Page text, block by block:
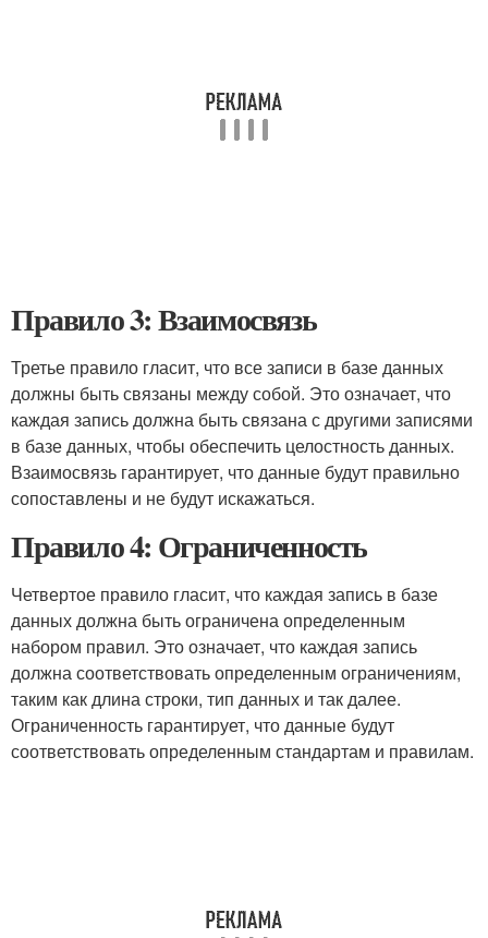
Правило 3: Взаимосвязь
Третье правило гласит, что все записи в базе данных
должны быть связаны между собой. Это означает, что
каждая запись должна быть связана с другими записями
в базе данных, чтобы обеспечить целостность данных.
Взаимосвязь гарантирует, что данные будут правильно
сопоставлены и не будут искажаться.
Правило 4: Ограниченность
Четвертое правило гласит, что каждая запись в базе
данных должна быть ограничена определенным
набором правил. Это означает, что каждая запись
должна соответствовать определенным ограничениям,
таким как длина строки, тип данных и так далее.
Ограниченность гарантирует, что данные будут
соответствовать определенным стандартам и правилам.